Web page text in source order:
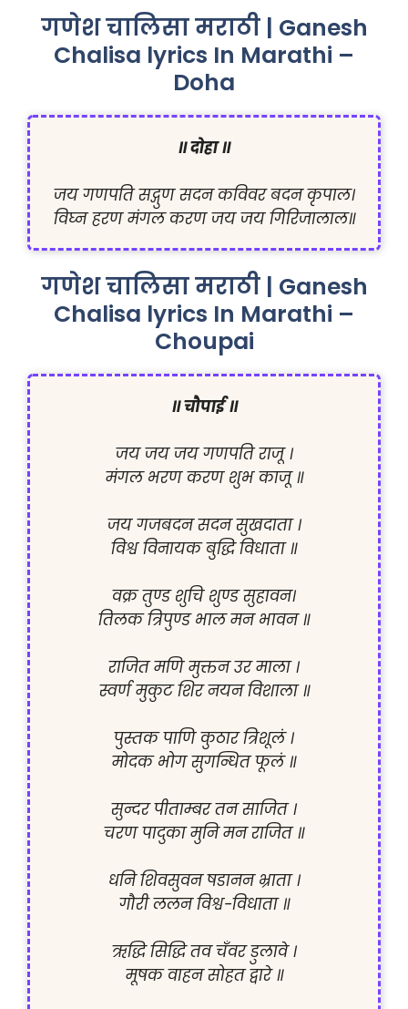
गणेश चालिसा मराठी | Ganesh
Chalisa lyrics In Marathi –
Doha
॥ दोहा ॥
जय गणपति सद्गुण सदन कविवर बदन कृपाल।
विघ्न हरण मंगल करण जय जय गिरिजालाल॥
गणेश चालिसा मराठी | Ganesh
Chalisa lyrics In Marathi –
Choupai
॥ चौपाई ॥
जय जय जय गणपति राजू ।
मंगल भरण करण शुभ काजू ॥
जय गजबदन सदन सुखदाता ।
विश्व विनायक बुद्धि विधाता ॥
वक्र तुण्ड शुचि शुण्ड सुहावन।
तिलक त्रिपुण्ड भाल मन भावन ॥
राजित मणि मुक्तन उर माला ।
स्वर्ण मुकुट शिर नयन विशाला ॥
पुस्तक पाणि कुठार त्रिशूलं ।
मोदक भोग सुगन्धित फूलं ॥
सुन्दर पीताम्बर तन साजित ।
चरण पादुका मुनि मन राजित ॥
धनि शिवसुवन षडानन भ्राता ।
गौरी ललन विश्व-विधाता ॥
ऋद्धि सिद्धि तव चँवर डुलावे ।
मूषक वाहन सोहत द्वारे ॥